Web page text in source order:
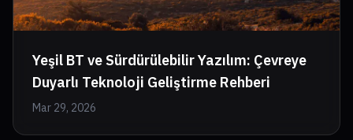
Yeşil BT ve Sürdürülebilir Yazılım: Çevreye
Duyarlı Teknoloji Geliştirme Rehberi
Mar 29, 2026